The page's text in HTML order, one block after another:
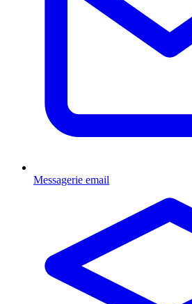
Messagerie email